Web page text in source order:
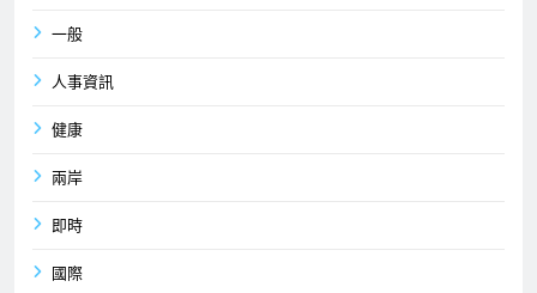
一般
人事資訊
健康
兩岸
即時
國際